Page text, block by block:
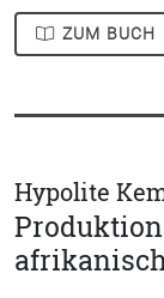
ZUM BUCH
Hypolite